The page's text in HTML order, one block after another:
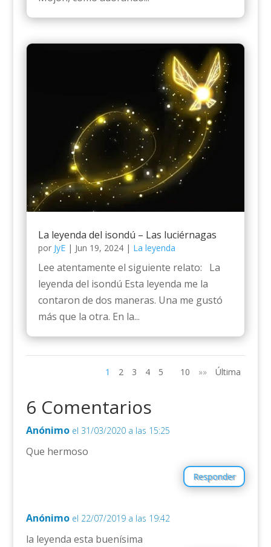
La leyenda del isondú – Las luciérnagas
por JyE| Jun 19, 2024| La leyenda
Lee atentamente el siguiente relato: La
leyenda del isondú Esta leyenda me la
contaron de dos maneras. Una me gustó
más que la otra. En la...
1 2 3 4 5 10 »» Última
6 Comentarios
Anónimo el 31/03/2020 a las 15:25
Que hermoso
Responder
Anónimo el 22/07/2019 a las 19:42
la leyenda esta buenísima